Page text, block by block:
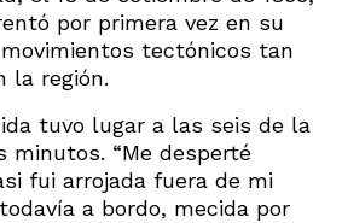
por primera vez en su
tectónicos tan
la región.
tuvo lugar a las seis de la
minutos. “Me desperté
fui arrojada fuera de mi
a bordo, mecida por